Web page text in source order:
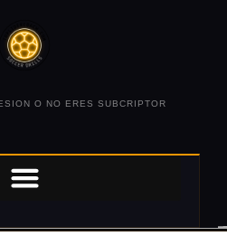
O NO ERES SUBCRIPTOR